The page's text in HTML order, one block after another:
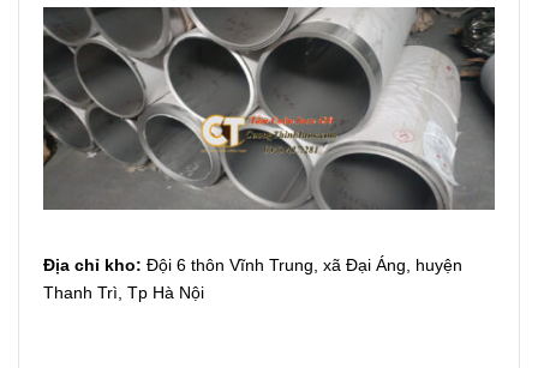
Địa chỉ kho: Đội 6 thôn Vĩnh Trung, xã Đại Áng, huyện
Thanh Trì, Tp Hà Nội